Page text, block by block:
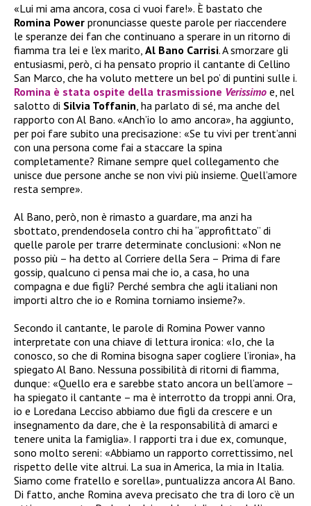
«Lui mi ama ancora, cosa ci vuoi fare!». È bastato che
Romina Power pronunciasse queste parole per riaccendere
le speranze dei fan che continuano a sperare in un ritorno di
fiamma tra lei e l’ex marito, Al Bano Carrisi. A smorzare gli
entusiasmi, però, ci ha pensato proprio il cantante di Cellino
San Marco, che ha voluto mettere un bel po’ di puntini sulle i.
Romina è stata ospite della trasmissione Verissimo e, nel
salotto di Silvia Toffanin , ha parlato di sé, ma anche del
rapporto con Al Bano. «Anch’io lo amo ancora», ha aggiunto,
per poi fare subito una precisazione: «Se tu vivi per trent’anni
con una persona come fai a staccare la spina
completamente? Rimane sempre quel collegamento che
unisce due persone anche se non vivi più insieme. Quell’amore
resta sempre».
Al Bano, però, non è rimasto a guardare, ma anzi ha
sbottato, prendendosela contro chi ha “approfittato” di
quelle parole per trarre determinate conclusioni: «Non ne
posso più – ha detto al Corriere della Sera – Prima di fare
gossip, qualcuno ci pensa mai che io, a casa, ho una
compagna e due figli? Perché sembra che agli italiani non
importi altro che io e Romina torniamo insieme?».
Secondo il cantante, le parole di Romina Power vanno
interpretate con una chiave di lettura ironica: «Io, che la
conosco, so che di Romina bisogna saper cogliere l’ironia», ha
spiegato Al Bano. Nessuna possibilità di ritorni di fiamma,
dunque: «Quello era e sarebbe stato ancora un bell’amore –
ha spiegato il cantante – ma è interrotto da troppi anni. Ora,
io e Loredana Lecciso abbiamo due figli da crescere e un
insegnamento da dare, che è la responsabilità di amarci e
tenere unita la famiglia». I rapporti tra i due ex, comunque,
sono molto sereni: «Abbiamo un rapporto correttissimo, nel
rispetto delle vite altrui. La sua in America, la mia in Italia.
Siamo come fratello e sorella», puntualizza ancora Al Bano.
Di fatto, anche Romina aveva precisato che tra di loro c’è un